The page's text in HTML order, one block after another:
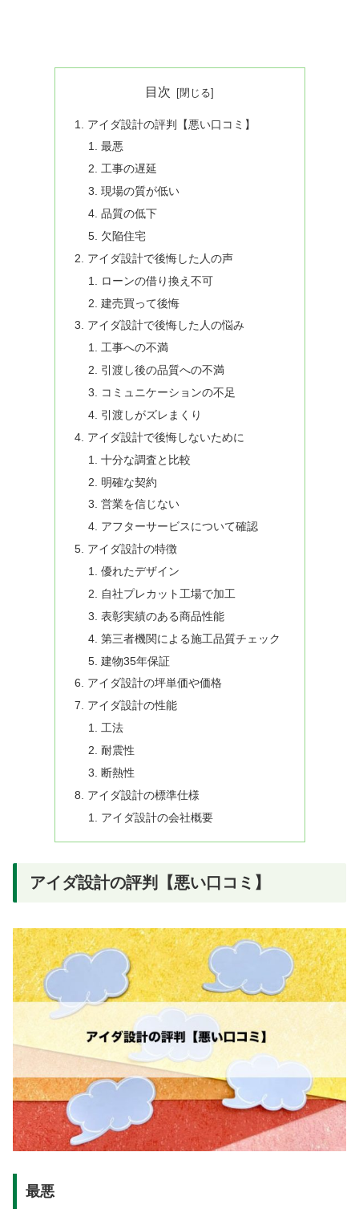
目次
アイダ設計の評判​​【悪い口コミ】
最悪
工事の遅延
現場の質が低い
品質の低下
欠陥住宅
アイダ設計で後悔した人の声
ローンの借り換え不可
建売買って後悔
アイダ設計で後悔した人の悩み
工事への不満
引渡し後の品質への不満
コミュニケーションの不足
引渡しがズレまくり
アイダ設計で後悔しないために
十分な調査と比較
明確な契約
営業を信じない
アフターサービスについて確認
アイダ設計の特徴
優れたデザイン
自社プレカット工場で加工
表彰実績のある商品性能
第三者機関による施工品質チェック
建物35年保証
アイダ設計の坪単価や価格
アイダ設計の性能
工法
耐震性
断熱性
アイダ設計の標準仕様
アイダ設計の会社概要
アイダ設計の評判​​【悪い口コミ】
最悪